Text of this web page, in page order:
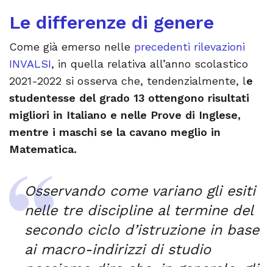
Le differenze di genere
Come già emerso nelle precedenti rilevazioni
INVALSI, in quella relativa all’anno scolastico
2021-2022 si osserva che, tendenzialmente, le
studentesse del grado 13 ottengono risultati
migliori in Italiano e nelle Prove di Inglese,
mentre i maschi se la cavano meglio in
Matematica.
Osservando come variano gli esiti
nelle tre discipline al termine del
secondo ciclo d’istruzione in base
ai macro-indirizzi di studio